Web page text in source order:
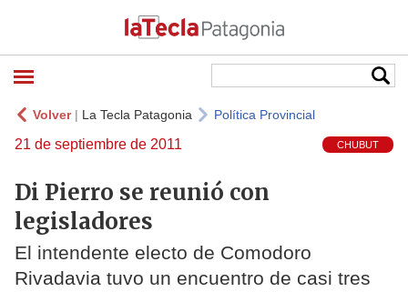
Volver| La Tecla Patagonia Política Provincial
21 de septiembre de 2011 CHUBUT
Di Pierro se reunió con
legisladores
El intendente electo de Comodoro
Rivadavia tuvo un encuentro de casi tres